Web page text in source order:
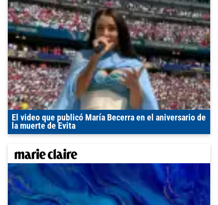
El video que publicó María Becerra en el aniversario de
la muerte de Evita